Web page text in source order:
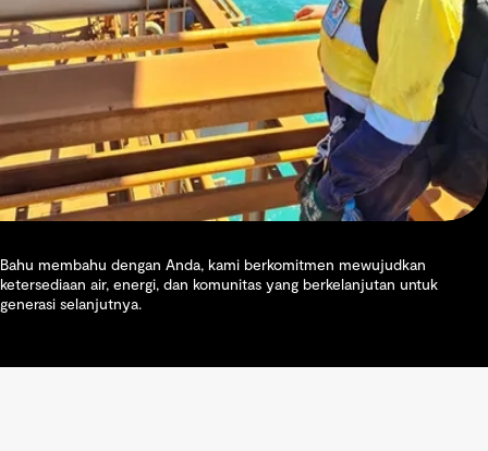
Bahu membahu dengan Anda, kami berkomitmen mewujudkan
ketersediaan air, energi, dan komunitas yang berkelanjutan untuk
generasi selanjutnya.